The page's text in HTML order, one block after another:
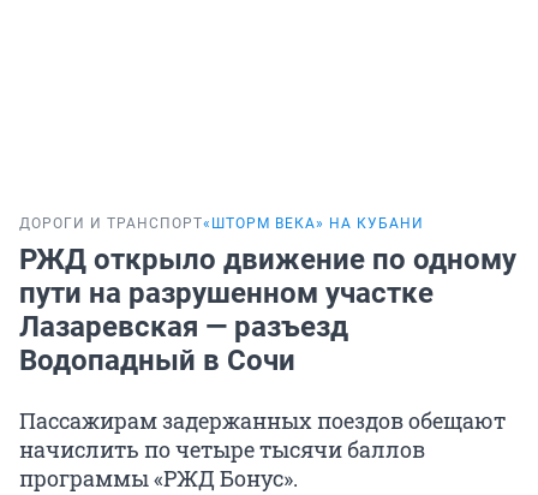
ДОРОГИ И ТРАНСПОРТ«ШТОРМ ВЕКА» НА КУБАНИ
РЖД открыло движение по одному
пути на разрушенном участке
Лазаревская — разъезд
Водопадный в Сочи
Пассажирам задержанных поездов обещают
начислить по четыре тысячи баллов
программы «РЖД Бонус».